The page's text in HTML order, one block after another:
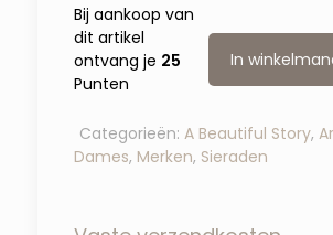
Bij aankoop van
dit artikel
ontvang je 25
Punten
In
Categorieën: A Beautiful Story,
Dames, Merken, Sieraden